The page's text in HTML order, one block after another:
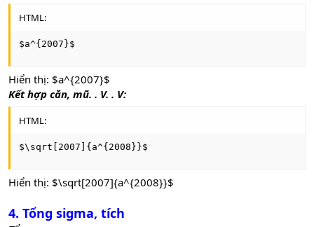
HTML:
$a^{2007}$
Hiển thị: $a^{2007}$
Kết hợp căn, mũ. . V. . V:
HTML:
$\sqrt[2007]{a^{2008}}$
Hiển thị: $\sqrt[2007]{a^{2008}}$
4. Tổng sigma, tích